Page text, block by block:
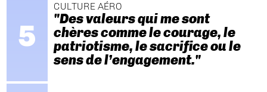
CULTURE AÉRO
"Des valeurs qui me sont
chères comme le courage, le
patriotisme, le sacrifice ou le
sens de l’engagement."